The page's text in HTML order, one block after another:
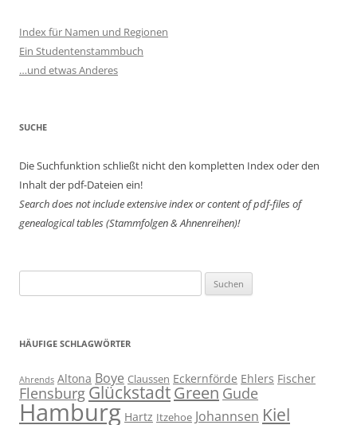
Index für Namen und Regionen
Ein Studentenstammbuch
…und etwas Anderes
SUCHE
Die Suchfunktion schließt nicht den kompletten Index oder den
Inhalt der pdf-Dateien ein!
Search does not include extensive index or content ofpdf-files of
genealogical tables (Stammfolgen & Ahnenreihen)!
nach:
HÄUFIGE SCHLAGWÖRTER
Ahrends Altona Boye Claussen Eckernförde Ehlers Fischer
Flensburg GlückstadtGreen Gude
Hamburg Hartz Itzehoe Johannsen Kiel